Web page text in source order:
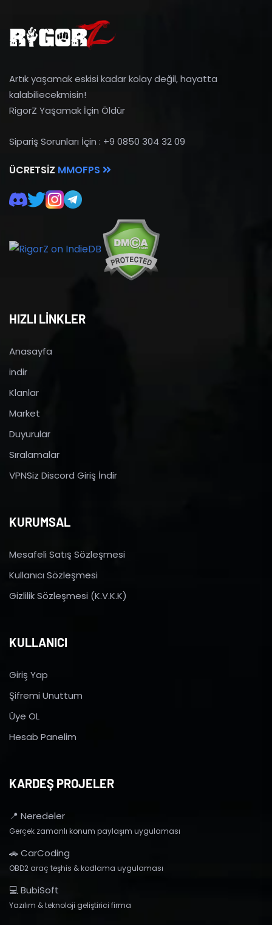
Artık yaşamak eskisi kadar kolay değil, hayatta
kalabiliecekmisin!
RigorZ Yaşamak İçin Öldür
Sipariş Sorunları İçin : +9 0850 304 32 09
ÜCRETSIZ MMOFPS
HIZLI LİNKLER
Anasayfa
indir
Klanlar
Market
Duyurular
Sıralamalar
VPNSiz Discord Giriş İndir
KURUMSAL
Mesafeli Satış Sözleşmesi
Kullanıcı Sözleşmesi
Gizlilik Sözleşmesi (K.V.K.K)
KULLANICI
Giriş Yap
Şifremi Unuttum
Üye OL
Hesab Panelim
KARDEŞ PROJELER
📍 Neredeler
Gerçek zamanlı konum paylaşım uygulaması
🚗 CarCoding
OBD2 araç teşhis & kodlama uygulaması
💻 BubiSoft
Yazılım & teknoloji geliştirici firma